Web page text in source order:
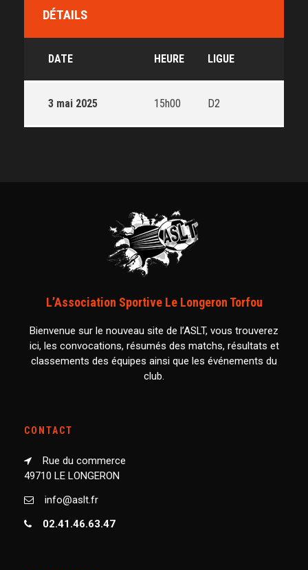
DÉTAILS
DATE HEURE LIGUE
3 mai 2025 15h00 D2
L’Association Sportive Le Longeron Torfou
Bienvenue sur le nouveau site de l’ASLT, vous trouverez
ici, les convocations, résumés des matchs, résultats et
classements des équipes ainsi que les événements du
club.
CONTACT
Rue du commerce
49710 LE LONGERON
info@aslt.fr
02.41.46.63.47